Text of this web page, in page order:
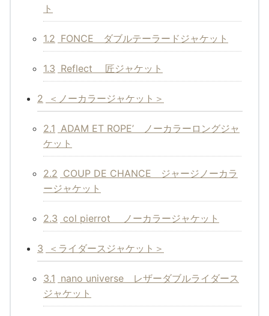
ト
1.2 FONCE ダブルテーラードジャケット
1.3 Reflect 匠ジャケット
2 ＜ノーカラージャケット＞
2.1 ADAM ET ROPE’ ノーカラーロングジャ
ケット
2.2 COUP DE CHANCE ジャージノーカラ
ージャケット
2.3 col pierrot ノーカラージャケット
3 ＜ライダースジャケット＞
3.1 nano universe レザーダブルライダース
ジャケット